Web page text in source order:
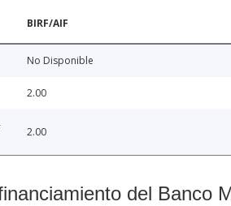
BIRF/AIF
No Disponible
2.00
2.00
del Banco